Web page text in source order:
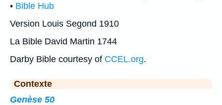
• Bible Hub
Version Louis Segond 1910
La Bible David Martin 1744
Darby Bible courtesy of CCEL.org.
Contexte
Genèse 50